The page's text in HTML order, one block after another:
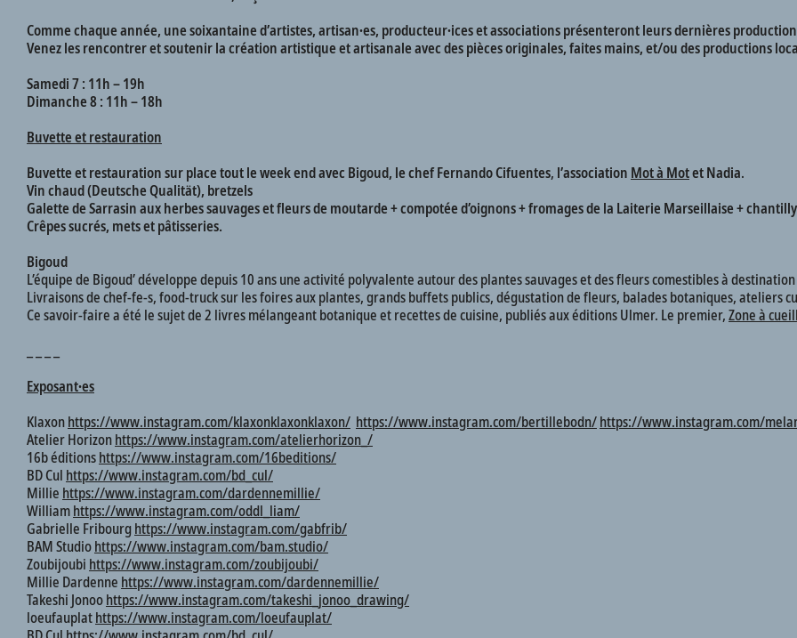
Comme chaque année, une soixantaine d’artistes, artisan∙es, producteur∙ices et associations présenteront leurs dernières
Venez les rencontrer et soutenir la création artistique et artisanale avec des pièces originales, faites mains, et/ou des productions
Samedi 7 : 11h – 19h
Dimanche 8 : 11h – 18h
Buvette et restauration
Buvette et restauration sur place tout le week end avec Bigoud, le chef Fernando Cifuentes, l’association Mot à Motet Nadia.
Vin chaud (Deutsche Qualität), bretzels
Galette de Sarrasin auxherbes sauvages et fleurs de moutarde+ compotée d’oignons + fromages de la Laiterie Marseillaise +
Crêpes sucrés, mets et pâtisseries.
Bigoud
L’équipe de Bigoud’ développe depuis 10 ans une activité polyvalente autour des plantes sauvages et des fleurs comestibles à
Livraisons de chef-fe-s, food-truck sur les foires aux plantes, grands buffets publics, dégustation de fleurs, balades botaniques, ateliers
Ce savoir-faire a été le sujet de 2 livres mélangeant botanique et recettes de cuisine, publiés aux éditions Ulmer. Le premier,Zone à
Exposant∙es
Klaxonhttps://www.instagram.com/klaxonklaxonklaxon/ https://www.instagram.com/bertillebodn/https://www.instagram.com/
Atelier Horizonhttps://www.instagram.com/atelierhorizon_/
16b éditionshttps://www.instagram.com/16beditions/
BD Cul https://www.instagram.com/bd_cul/
Millie https://www.instagram.com/dardennemillie/
Williamhttps://www.instagram.com/oddl_liam/
Gabrielle Fribourghttps://www.instagram.com/gabfrib/
BAM Studiohttps://www.instagram.com/bam.studio/
Zoubijoubi https://www.instagram.com/zoubijoubi/
Millie Dardenne https://www.instagram.com/dardennemillie/
Takeshi Jonoohttps://www.instagram.com/takeshi_jonoo_drawing/
loeufauplathttps://www.instagram.com/loeufauplat/